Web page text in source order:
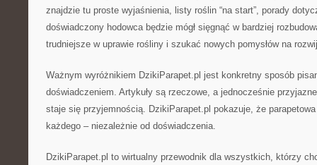
znajdzie tu proste wyjaśnienia, listy roślin “na start”, porady
doświadczony hodowca będzie mógł sięgnąć w bardziej
trudniejsze w uprawie rośliny i szukać nowych pomysłów na
Ważnym wyróżnikiem DzikiParapet.pl jest konkretny sposób
doświadczeniem. Artykuły są rzeczowe, a jednocześnie
staje się przyjemnością. DzikiParapet.pl pokazuje, że
każdego – niezależnie od doświadczenia.
DzikiParapet.pl to wirtualny przewodnik dla wszystkich, którzy